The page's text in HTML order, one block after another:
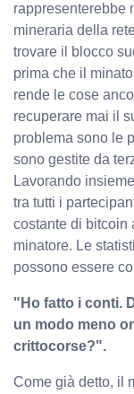
rappresenterebbe
mineraria della
trovare il blocco
prima che il
rende le cose
recuperare mai il
problema sono le
sono gestite da
Lavorando
tra tutti i
costante di bitcoin
minatore. Le
possono essere
"Ho fatto i conti.
un modo meno
crittocorse?".
Come già detto, il